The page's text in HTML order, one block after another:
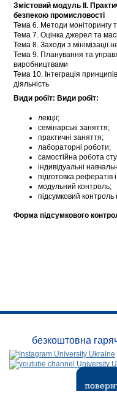
Змістовий модуль II.
безпекою промисловості
Тема 6. Методи моніторингу
Тема 7. Оцінка джерел та
Тема 8. Заходи з мінімізації
Тема 9. Планування та
виробництвами
Тема 10. Інтеграція
діяльність
Види робіт: Види робіт:
лекції;
семінарські заняття;
практичні заняття;
лабораторні роботи;
самостійна робота
індивідуальні
підготовка рефератів
модульний контроль;
підсумковий контроль
Форма підсумкового
безкоштовна
Про
заклад